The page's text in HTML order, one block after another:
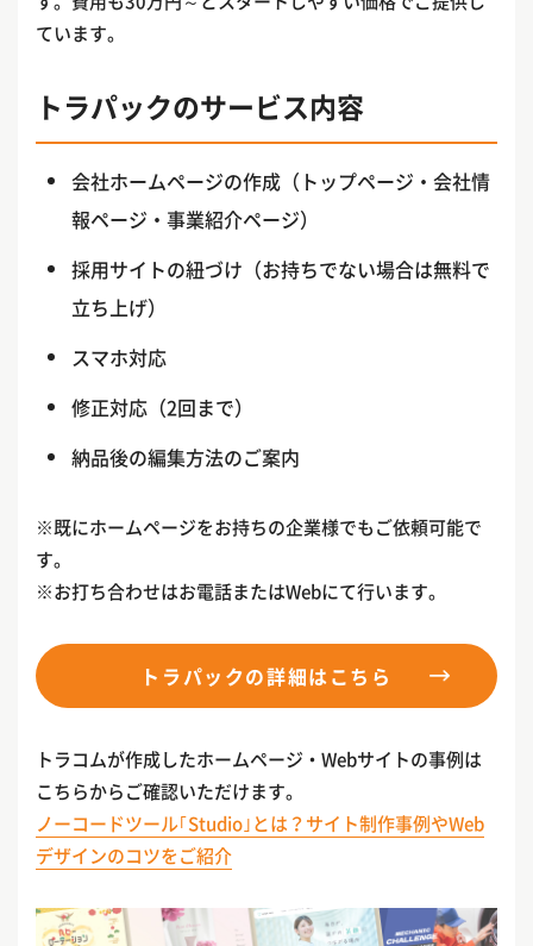
ています。
トラパックのサービス内容
会社ホームページの作成（トップページ・会社情
報ページ・事業紹介ページ）
採用サイトの紐づけ（お持ちでない場合は無料で
立ち上げ）
スマホ対応
修正対応（2回まで）
納品後の編集方法のご案内
※既にホームページをお持ちの企業様でもご依頼可能で
す。
※お打ち合わせはお電話またはWebにて行います。
トラパックの詳細はこちら
トラコムが作成したホームページ・Webサイトの事例は
こちらからご確認いただけます。
ノーコードツール｢Studio｣とは？サイト制作事例やWeb
デザインのコツをご紹介